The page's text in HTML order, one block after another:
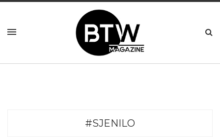
#SJENILO